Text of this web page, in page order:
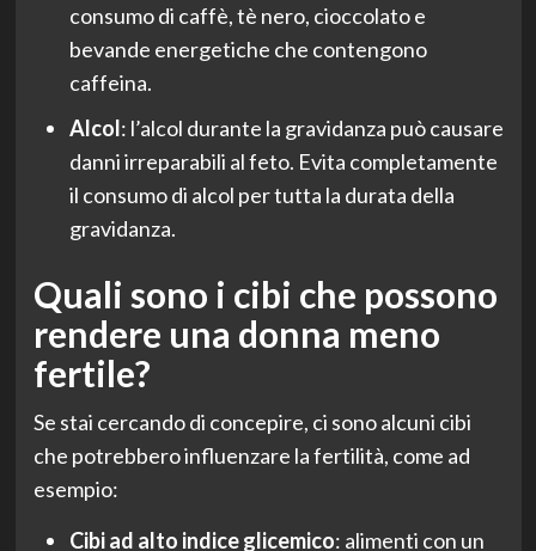
consumo di caffè, tè nero, cioccolato e
bevande energetiche che contengono
caffeina.
Alcol: l’alcol durante la gravidanza può causare
danni irreparabili al feto. Evita completamente
il consumo di alcol per tutta la durata della
gravidanza.
Quali sono i cibi che possono
rendere una donna meno
fertile?
Se stai cercando di concepire, ci sono alcuni cibi
che potrebbero influenzare la fertilità, come ad
esempio:
Cibi ad alto indice glicemico: alimenti con un